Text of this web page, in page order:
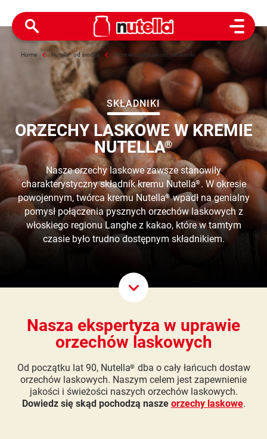
Open
Home Nutella®od środka Potwierdzona jakość i składniki
SKŁADNIKI
ORZECHY LASKOWE W KREMIE
NUTELLA®
Nasze orzechy laskowe zawsze stanowiły
charakterystyczny składnik kremu Nutella® . W okresie
powojennym, twórca kremu Nutella®wpadł na genialny
pomysł połączenia pysznych orzechów laskowych z
włoskiego regionu Langhe z kakao, które w tamtym
czasie było trudno dostępnym składnikiem.
Scroll
Nasza ekspertyza w uprawie
orzechów laskowych
Od początku lat 90, Nutella® dba o cały łańcuch dostaw
orzechów laskowych. Naszym celem jest zapewnienie
jakości i świeżości naszych orzechów laskowych.
Dowiedz się skąd pochodzą nasze orzechy laskowe.